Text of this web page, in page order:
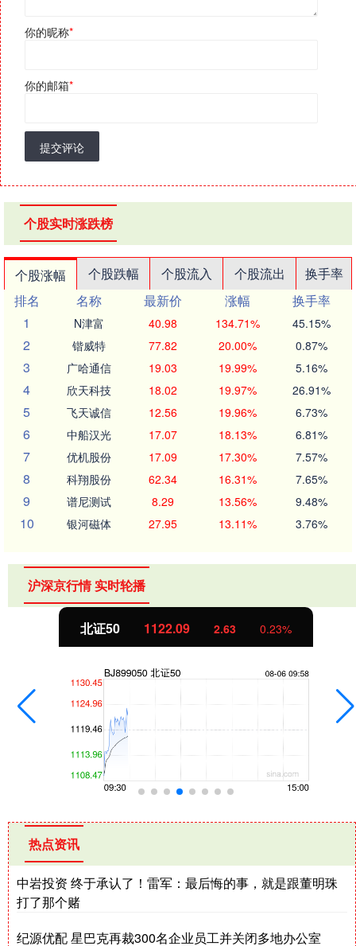
你的昵称*
你的邮箱*
提交评论
个股实时涨跌榜
个股涨幅 个股跌幅 个股流入 个股流出
换手率
排名
名称 最新价 涨幅
换手率
1
N津富 40.98 134.71% 45.15%
2 锴威特 77.82 20.00% 0.87%
3 广哈通信 19.03 19.99% 5.16%
4 欣天科技 18.02 19.97% 26.91%
5 飞天诚信 12.56 19.96% 6.73%
6 中船汉光 17.07 18.13% 6.81%
7 优机股份 17.09 17.30% 7.57%
8 科翔股份 62.34 16.31% 7.65%
9 谱尼测试 8.29 13.56% 9.48%
10 银河磁体 27.95 13.11% 3.76%
沪深京行情 实时轮播
北证50 1122.15 2.69 0.24%
热点资讯
中岩投资 终于承认了！雷军：最后悔的事，就是跟董明珠
打了那个赌
纪源优配 星巴克再裁300名企业员工并关闭多地办公室